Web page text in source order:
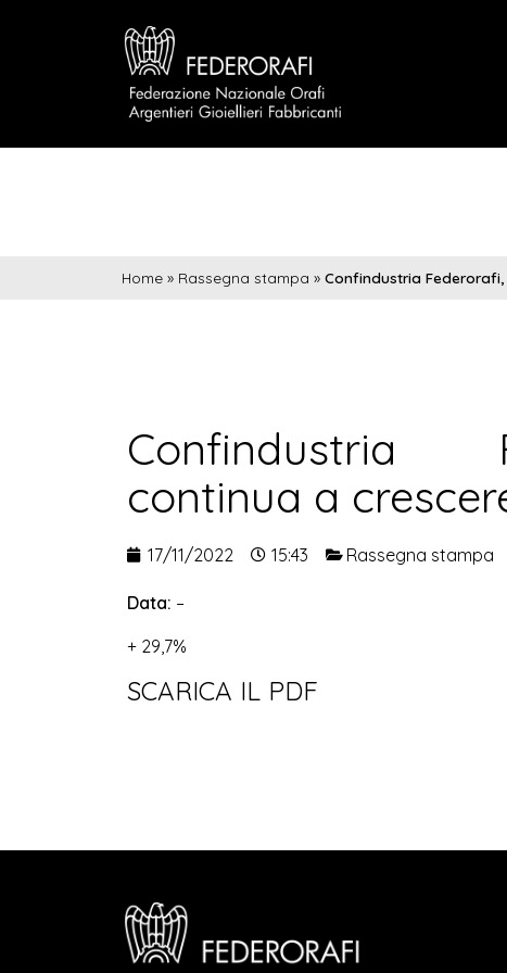
Home » Rassegna stampa » Confindustria Federorafi,
Confindustria
continua a
17/11/2022 15:43 Rassegna stampa
Data: –
+ 29,7%
SCARICA IL PDF